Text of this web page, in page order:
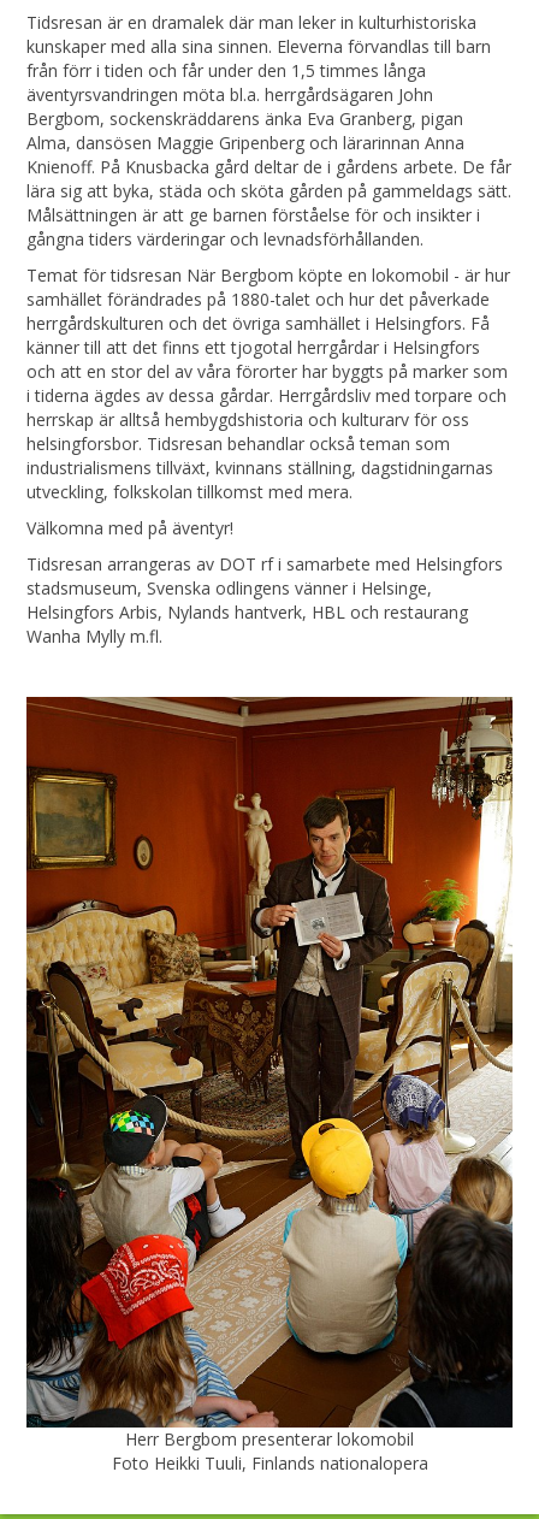
Tidsresan är en dramalek där man leker in kulturhistoriska
kunskaper med alla sina sinnen. Eleverna förvandlas till barn
från förr i tiden och får under den 1,5 timmes långa
äventyrsvandringen möta bl.a. herrgårdsägaren John
Bergbom, sockenskräddarens änka Eva Granberg, pigan
Alma, dansösen Maggie Gripenberg och lärarinnan Anna
Knienoff. På Knusbacka gård deltar de i gårdens arbete. De får
lära sig att byka, städa och sköta gården på gammeldags sätt.
Målsättningen är att ge barnen förståelse för och insikter i
gångna tiders värderingar och levnadsförhållanden.
Temat för tidsresan När Bergbom köpte en lokomobil - är hur
samhället förändrades på 1880-talet och hur det påverkade
herrgårdskulturen och det övriga samhället i Helsingfors. Få
känner till att det finns ett tjogotal herrgårdar i Helsingfors
och att en stor del av våra förorter har byggts på marker som
i tiderna ägdes av dessa gårdar. Herrgårdsliv med torpare och
herrskap är alltså hembygdshistoria och kulturarv för oss
helsingforsbor. Tidsresan behandlar också teman som
industrialismens tillväxt, kvinnans ställning, dagstidningarnas
utveckling, folkskolan tillkomst med mera.
Välkomna med på äventyr!
Tidsresan arrangeras av DOT rf i samarbete med Helsingfors
stadsmuseum, Svenska odlingens vänner i Helsinge,
Helsingfors Arbis, Nylands hantverk, HBL och restaurang
Wanha Mylly m.fl.
Herr Bergbom presenterar lokomobil
Foto Heikki Tuuli, Finlands nationalopera